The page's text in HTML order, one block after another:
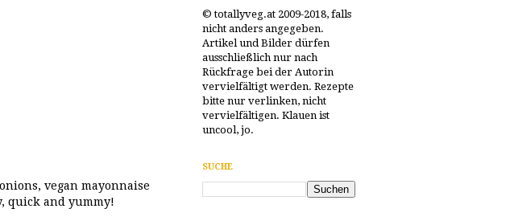
vegan mayonnaise
quick and yummy!
© totallyveg.at 2009-2018, falls
nicht anders angegeben.
Artikel und Bilder dürfen
ausschließlich nur nach
Rückfrage bei der Autorin
vervielfältigt werden. Rezepte
bitte nur verlinken, nicht
vervielfältigen. Klauen ist
uncool, jo.
SUCHE